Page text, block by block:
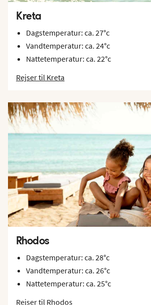
Kreta
Dagstemperatur: ca. 27°c
Vandtemperatur: ca. 24°c
Nattetemperatur: ca. 22°c
Rejser til Kreta
Rhodos
Dagstemperatur: ca. 28°c
Vandtemperatur: ca. 26°c
Nattetemperatur: ca. 25°c
Rejser til Rhodos